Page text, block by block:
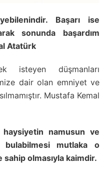
Başarı ise
sonunda başardım
Atatürk
isteyen düşmanları
dair olan emniyet ve
Mustafa Kemal
namusun ve
bulabilmesi mutlaka o
olmasıyla kaimdir.